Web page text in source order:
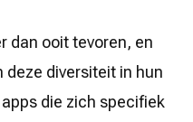
dan ooit tevoren, en
diversiteit in hun
die zich specifiek